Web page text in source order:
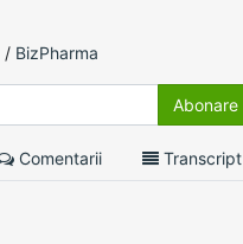
/ BizPharma
Abonare
Comentarii Transcript